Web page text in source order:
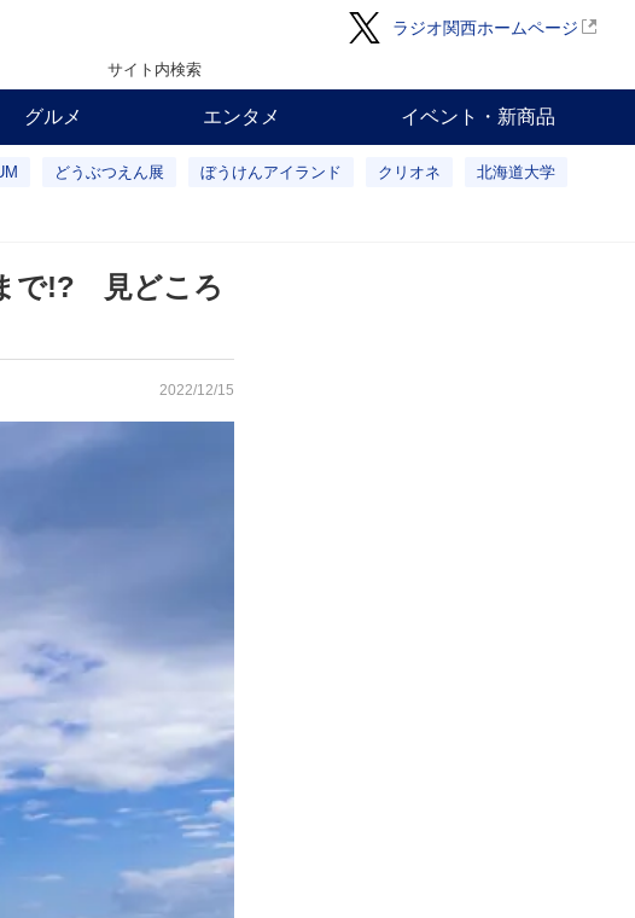
ラジオ関西ホームページ
サイト内検索
グルメ エンタメ イベント・新商品
どうぶつえん展 ぼうけんアイランド クリオネ 北海道大学
まで!? 見どころ
2022/12/15